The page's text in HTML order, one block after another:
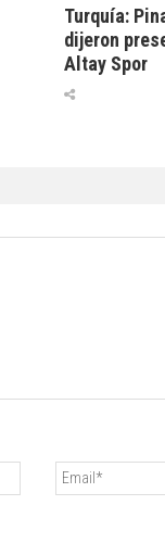
Turquía:
dijeron
Altay Spor